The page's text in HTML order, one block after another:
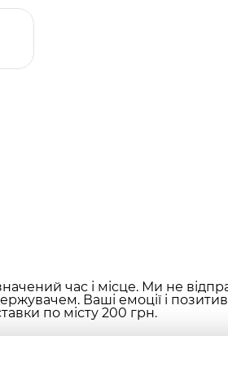
час і місце. Ми не
Ваші емоції і
по місту 200 грн.